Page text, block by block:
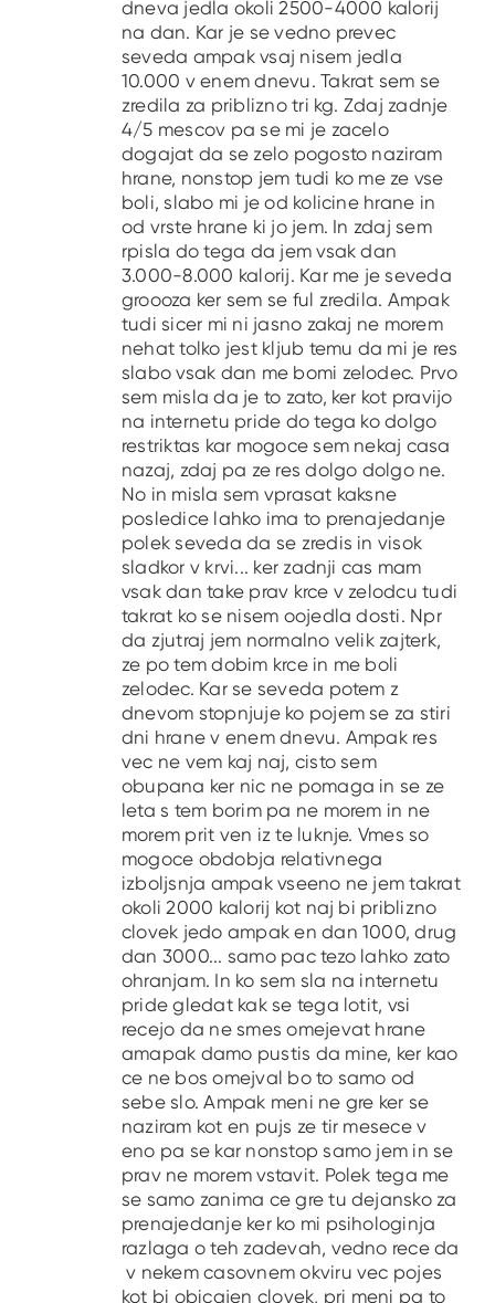
dneva jedla okoli 2500-4000 kalorij
na dan. Kar je se vedno prevec
seveda ampak vsaj nisem jedla
10.000 v enem dnevu. Takrat sem se
zredila za priblizno tri kg. Zdaj zadnje
4/5 mescov pa se mi je zacelo
dogajat da se zelo pogosto naziram
hrane, nonstop jem tudi ko me ze vse
boli, slabo mi je od kolicine hrane in
od vrste hrane ki jo jem. In zdaj sem
rpisla do tega da jem vsak dan
3.000-8.000 kalorij. Kar me je seveda
groooza ker sem se ful zredila. Ampak
tudi sicer mi ni jasno zakaj ne morem
nehat tolko jest kljub temu da mi je res
slabo vsak dan me bomi zelodec. Prvo
sem misla da je to zato, ker kot pravijo
na internetu pride do tega ko dolgo
restriktas kar mogoce sem nekaj casa
nazaj, zdaj pa ze res dolgo dolgo ne.
No in misla sem vprasat kaksne
posledice lahko ima to prenajedanje
polek seveda da se zredis in visok
sladkor v krvi... ker zadnji cas mam
vsak dan take prav krce v zelodcu tudi
takrat ko se nisem oojedla dosti. Npr
da zjutraj jem normalno velik zajterk,
ze po tem dobim krce in me boli
zelodec. Kar se seveda potem z
dnevom stopnjuje ko pojem se za stiri
dni hrane v enem dnevu. Ampak res
vec ne vem kaj naj, cisto sem
obupana ker nic ne pomaga in se ze
leta s tem borim pa ne morem in ne
morem prit ven iz te luknje. Vmes so
mogoce obdobja relativnega
izboljsnja ampak vseeno ne jem takrat
okoli 2000 kalorij kot naj bi priblizno
clovek jedo ampak en dan 1000, drug
dan 3000... samo pac tezo lahko zato
ohranjam. In ko sem sla na internetu
pride gledat kak se tega lotit, vsi
recejo da ne smes omejevat hrane
amapak damo pustis da mine, ker kao
ce ne bos omejval bo to samo od
sebe slo. Ampak meni ne gre ker se
naziram kot en pujs ze tir mesece v
eno pa se kar nonstop samo jem in se
prav ne morem vstavit. Polek tega me
se samo zanima ce gre tu dejansko za
prenajedanje ker ko mi psihologinja
razlaga o teh zadevah, vedno rece da
v nekem casovnem okviru vec pojes
kot bi obicajen clovek, pri meni pa to